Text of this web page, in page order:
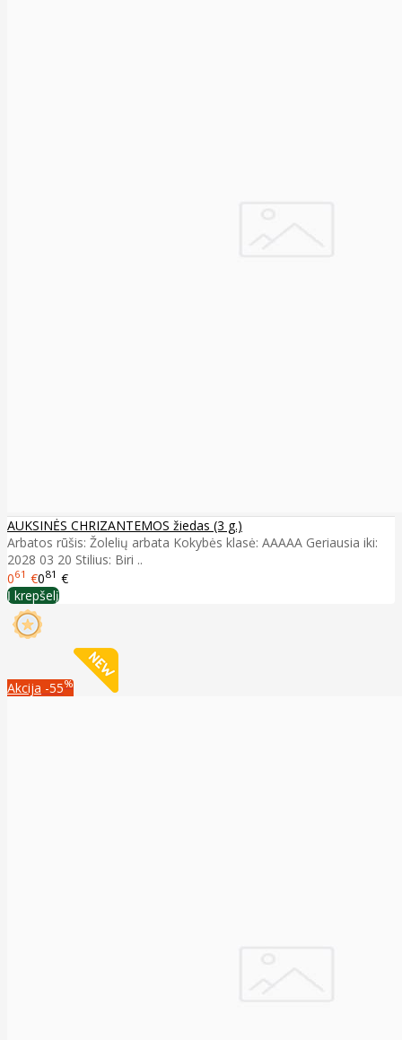
AUKSINĖS CHRIZANTEMOS žiedas (3 g.)
Arbatos rūšis: Žolelių arbata Kokybės klasė: AAAAA Geriausia iki:
2028 03 20 Stilius: Biri ..
061 €081 €
Į krepšelį
Akcija -55%